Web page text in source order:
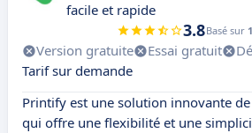
facile et rapide
3.8Basé sur
Version gratuite Essai gratuit
Tarif sur demande
Printify est une solution innovante
qui offre une flexibilité et une